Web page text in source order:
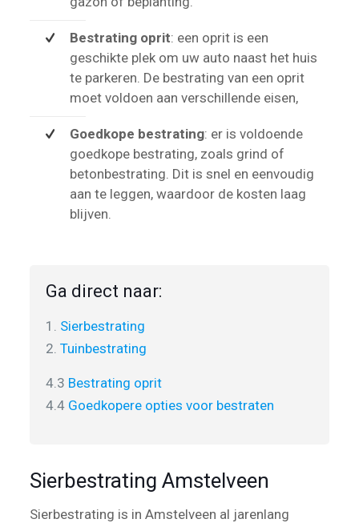
Bestrating oprit: een oprit is een
geschikte plek om uw auto naast het huis
te parkeren. De bestrating van een oprit
moet voldoen aan verschillende eisen,
Goedkope bestrating: er is voldoende
goedkope bestrating, zoals grind of
betonbestrating. Dit is snel en eenvoudig
aan te leggen, waardoor de kosten laag
blijven.
Ga direct naar:
1. Sierbestrating
2. Tuinbestrating
4.3 Bestrating oprit
4.4 Goedkopere opties voor bestraten
Sierbestrating Amstelveen
Sierbestrating is in Amstelveen al jarenlang